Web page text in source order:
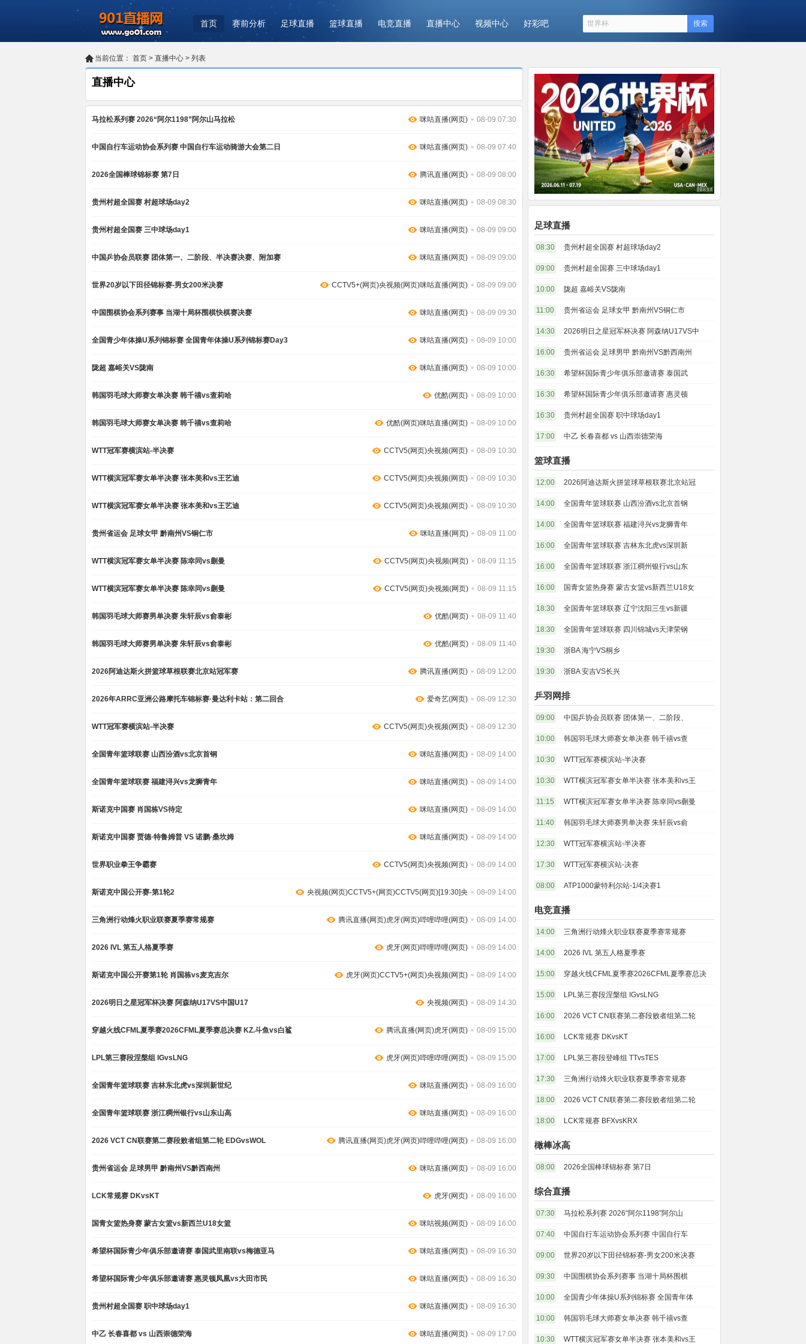
首页 赛前分析 足球直播 篮球直播 电竞直播 直播中心 视频中心 好彩吧 搜索
当前位置： 首页 > 直播中心 > 列表
直播中心
马拉松系列赛 2026“阿尔1198”阿尔山马拉松 咪咕直播(网页) 08-09 07:30
中国自行车运动协会系列赛 中国自行车运动骑游大会第二日 咪咕直播(网页) 08-09 07:40
2026全国棒球锦标赛 第7日 腾讯直播(网页) 08-09 08:00
贵州村超全国赛 村超球场day2 咪咕直播(网页) 08-09 08:30
贵州村超全国赛 三中球场day1 咪咕直播(网页) 08-09 09:00
中国乒协会员联赛 团体第一、二阶段、半决赛决赛、附加赛 咪咕直播(网页) 08-09 09:00
世界20岁以下田径锦标赛-男女200米决赛 CCTV5+(网页)央视频(网页)咪咕直播(网页) 08-09 09:00
中国围棋协会系列赛事 当湖十局杯围棋快棋赛决赛 咪咕直播(网页) 08-09 09:30
全国青少年体操U系列锦标赛 全国青年体操U系列锦标赛Day3 咪咕直播(网页) 08-09 10:00
陇超 嘉峪关VS陇南 咪咕直播(网页) 08-09 10:00
韩国羽毛球大师赛女单决赛 韩千禧vs查莉哈 优酷(网页) 08-09 10:00
韩国羽毛球大师赛女单决赛 韩千禧vs查莉哈 优酷(网页)咪咕直播(网页) 08-09 10:00
WTT冠军赛横滨站-半决赛 CCTV5(网页)央视频(网页) 08-09 10:30
WTT横滨冠军赛女单半决赛 张本美和vs王艺迪 CCTV5(网页)央视频(网页) 08-09 10:30
WTT横滨冠军赛女单半决赛 张本美和vs王艺迪 CCTV5(网页)央视频(网页) 08-09 10:30
贵州省运会 足球女甲 黔南州VS铜仁市 咪咕直播(网页) 08-09 11:00
WTT横滨冠军赛女单半决赛 陈幸同vs蒯曼 CCTV5(网页)央视频(网页) 08-09 11:15
WTT横滨冠军赛女单半决赛 陈幸同vs蒯曼 CCTV5(网页)央视频(网页) 08-09 11:15
韩国羽毛球大师赛男单决赛 朱轩辰vs俞泰彬 优酷(网页) 08-09 11:40
韩国羽毛球大师赛男单决赛 朱轩辰vs俞泰彬 优酷(网页) 08-09 11:40
2026阿迪达斯火拼篮球草根联赛北京站冠军赛 腾讯直播(网页) 08-09 12:00
2026年ARRC亚洲公路摩托车锦标赛·曼达利卡站：第二回合 爱奇艺(网页) 08-09 12:30
WTT冠军赛横滨站-半决赛 CCTV5(网页)央视频(网页) 08-09 12:30
全国青年篮球联赛 山西汾酒vs北京首钢 咪咕直播(网页) 08-09 14:00
全国青年篮球联赛 福建浔兴vs龙狮青年 咪咕直播(网页) 08-09 14:00
斯诺克中国赛 肖国栋VS待定 咪咕直播(网页) 08-09 14:00
斯诺克中国赛 贾德·特鲁姆普 VS 诺鹏·桑坎姆 咪咕直播(网页) 08-09 14:00
世界职业拳王争霸赛 CCTV5(网页)央视频(网页) 08-09 14:00
斯诺克中国公开赛-第1轮2 央视频(网页)CCTV5+(网页)CCTV5(网页)[19:30]央 08-09 14:00
三角洲行动烽火职业联赛夏季赛常规赛 腾讯直播(网页)虎牙(网页)哔哩哔哩(网页) 08-09 14:00
2026 IVL 第五人格夏季赛 虎牙(网页)哔哩哔哩(网页) 08-09 14:00
斯诺克中国公开赛第1轮 肖国栋vs麦克吉尔 虎牙(网页)CCTV5+(网页)央视频(网页) 08-09 14:00
2026明日之星冠军杯决赛 阿森纳U17VS中国U17 央视频(网页) 08-09 14:30
穿越火线CFML夏季赛2026CFML夏季赛总决赛 KZ.斗鱼vs白鲨 腾讯直播(网页)虎牙(网页) 08-09 15:00
LPL第三赛段涅槃组 IGvsLNG 虎牙(网页)哔哩哔哩(网页) 08-09 15:00
全国青年篮球联赛 吉林东北虎vs深圳新世纪 咪咕直播(网页) 08-09 16:00
全国青年篮球联赛 浙江稠州银行vs山东山高 咪咕直播(网页) 08-09 16:00
2026 VCT CN联赛第二赛段败者组第二轮 EDGvsWOL 腾讯直播(网页)虎牙(网页)哔哩哔哩(网页) 08-09 16:00
贵州省运会 足球男甲 黔南州VS黔西南州 咪咕直播(网页) 08-09 16:00
LCK常规赛 DKvsKT 虎牙(网页) 08-09 16:00
国青女篮热身赛 蒙古女篮vs新西兰U18女篮 咪咕视频(网页) 08-09 16:00
希望杯国际青少年俱乐部邀请赛 泰国武里南联vs梅德亚马 咪咕直播(网页) 08-09 16:30
希望杯国际青少年俱乐部邀请赛 惠灵顿凤凰vs大田市民 咪咕直播(网页) 08-09 16:30
贵州村超全国赛 职中球场day1 咪咕直播(网页) 08-09 16:30
中乙 长春喜都 vs 山西崇德荣海 咪咕直播(网页) 08-09 17:00
足球直播
08:30 贵州村超全国赛 村超球场day2
09:00 贵州村超全国赛 三中球场day1
10:00 陇超 嘉峪关VS陇南
11:00 贵州省运会 足球女甲 黔南州VS铜仁市
14:30 2026明日之星冠军杯决赛 阿森纳U17VS中
16:00 贵州省运会 足球男甲 黔南州VS黔西南州
16:30 希望杯国际青少年俱乐部邀请赛 泰国武
16:30 希望杯国际青少年俱乐部邀请赛 惠灵顿
16:30 贵州村超全国赛 职中球场day1
17:00 中乙 长春喜都 vs 山西崇德荣海
篮球直播
12:00 2026阿迪达斯火拼篮球草根联赛北京站冠
14:00 全国青年篮球联赛 山西汾酒vs北京首钢
14:00 全国青年篮球联赛 福建浔兴vs龙狮青年
16:00 全国青年篮球联赛 吉林东北虎vs深圳新
16:00 全国青年篮球联赛 浙江稠州银行vs山东
16:00 国青女篮热身赛 蒙古女篮vs新西兰U18女
18:30 全国青年篮球联赛 辽宁沈阳三生vs新疆
18:30 全国青年篮球联赛 四川锦城vs天津荣钢
19:30 浙BA 海宁VS桐乡
19:30 浙BA 安吉VS长兴
乒羽网排
09:00 中国乒协会员联赛 团体第一、二阶段、
10:00 韩国羽毛球大师赛女单决赛 韩千禧vs查
10:30 WTT冠军赛横滨站-半决赛
10:30 WTT横滨冠军赛女单半决赛 张本美和vs王
11:15 WTT横滨冠军赛女单半决赛 陈幸同vs蒯曼
11:40 韩国羽毛球大师赛男单决赛 朱轩辰vs俞
12:30 WTT冠军赛横滨站-半决赛
17:30 WTT冠军赛横滨站-决赛
08:00 ATP1000蒙特利尔站-1/4决赛1
电竞直播
14:00 三角洲行动烽火职业联赛夏季赛常规赛
14:00 2026 IVL 第五人格夏季赛
15:00 穿越火线CFML夏季赛2026CFML夏季赛总决
15:00 LPL第三赛段涅槃组 IGvsLNG
16:00 2026 VCT CN联赛第二赛段败者组第二轮
16:00 LCK常规赛 DKvsKT
17:00 LPL第三赛段登峰组 TTvsTES
17:30 三角洲行动烽火职业联赛夏季赛常规赛
18:00 2026 VCT CN联赛第二赛段败者组第二轮
18:00 LCK常规赛 BFXvsKRX
橄棒冰高
08:00 2026全国棒球锦标赛 第7日
综合直播
07:30 马拉松系列赛 2026“阿尔1198”阿尔山
07:40 中国自行车运动协会系列赛 中国自行车
09:00 世界20岁以下田径锦标赛-男女200米决赛
09:30 中国围棋协会系列赛事 当湖十局杯围棋
10:00 全国青少年体操U系列锦标赛 全国青年体
10:00 韩国羽毛球大师赛女单决赛 韩千禧vs查
10:30 WTT横滨冠军赛女单半决赛 张本美和vs王